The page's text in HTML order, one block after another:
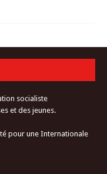
socialiste
et des jeunes.
pour une Internationale